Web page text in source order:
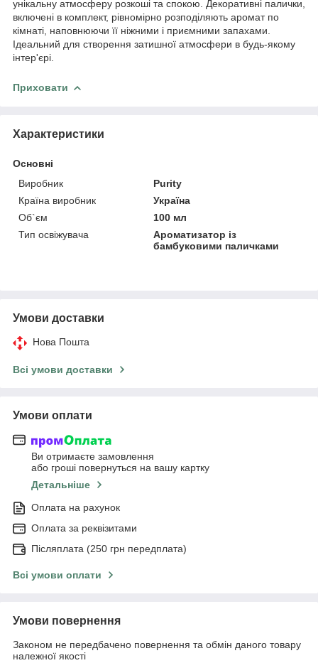
унікальну атмосферу розкоші та спокою. Декоративні палички,
включені в комплект, рівномірно розподіляють аромат по
кімнаті, наповнюючи її ніжними і приємними запахами.
Ідеальний для створення затишної атмосфери в будь-якому
інтер'єрі.
Приховати
Характеристики
Основні
Виробник
Purity
Країна виробник
Україна
Об`єм
100 мл
Тип освіжувача
Ароматизатор із
бамбуковими паличками
Умови доставки
Нова Пошта
Всі умови доставки
Умови оплати
Ви отримаєте замовлення
або гроші повернуться на вашу картку
Детальніше
Оплата на рахунок
Оплата за реквізитами
Післяплата (250 грн передплата)
Всі умови оплати
Умови повернення
Законом не передбачено повернення та обмін даного товару
належної якості